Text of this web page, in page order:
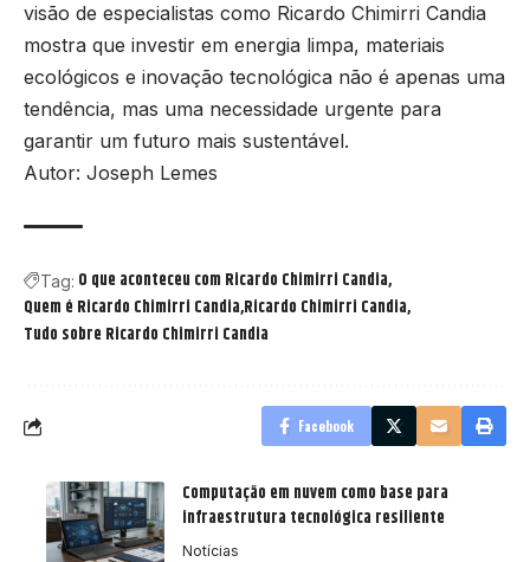
visão de especialistas como Ricardo Chimirri Candia
mostra que investir em energia limpa, materiais
ecológicos e inovação tecnológica não é apenas uma
tendência, mas uma necessidade urgente para
garantir um futuro mais sustentável.
Autor: Joseph Lemes
Tag: O que aconteceu com Ricardo Chimirri Candia
Quem é Ricardo Chimirri Candia Ricardo Chimirri Candia
Tudo sobre Ricardo Chimirri Candia
Facebook
Computação em nuvem como base para
infraestrutura tecnológica resiliente
Notícias